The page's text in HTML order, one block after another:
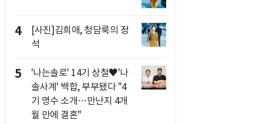
4
[사진]김희애, 청담룩의 정
석
5
'나는솔로' 14기 상철♥'나
솔사계' 백합, 부부됐다 "4
기 영수 소개…만난지 4개
월 만에 결혼"